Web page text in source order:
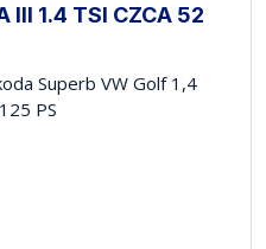
III 1.4 TSI CZCA 52
Superb VW Golf 1,4
PS